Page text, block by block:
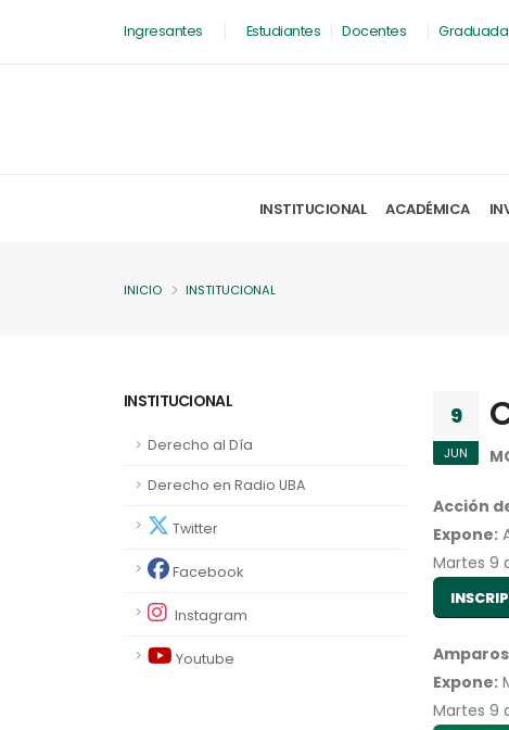
Ingresantes Estudiantes Docentes
INSTITUCIONAL ACADÉMICA
INICIO INSTITUCIONAL
INSTITUCIONAL
Derecho al Día
Derecho en Radio UBA
Twitter
Facebook
Instagram
Youtube
9
JUN
Acción
Expone:
Martes 9
Expone:
Martes 9